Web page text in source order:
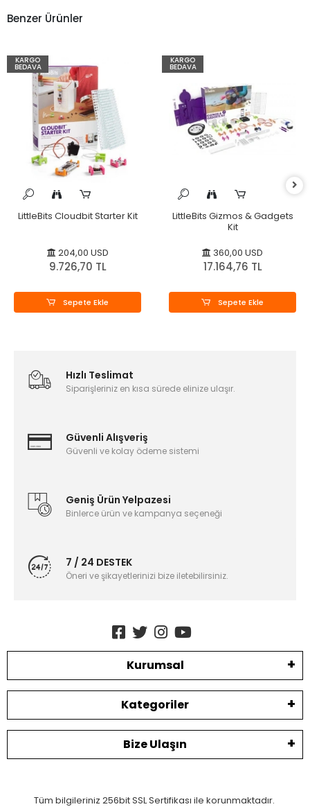
Benzer Ürünler
KARGO
BEDAVA
LittleBits Cloudbit Starter Kit
204,00 USD
9.726,70 TL
Sepete Ekle
KARGO
BEDAVA
LittleBits Gizmos & Gadgets
Kit
360,00 USD
17.164,76 TL
Sepete Ekle
Hızlı Teslimat
Siparişleriniz en kısa sürede elinize ulaşır.
Güvenli Alışveriş
Güvenli ve kolay ödeme sistemi
Geniş Ürün Yelpazesi
Binlerce ürün ve kampanya seçeneği
7 / 24 DESTEK
Öneri ve şikayetlerinizi bize iletebilirsiniz.
Kurumsal
Kategoriler
Bize Ulaşın
Tüm bilgileriniz 256bit SSL Sertifikası ile korunmaktadır.